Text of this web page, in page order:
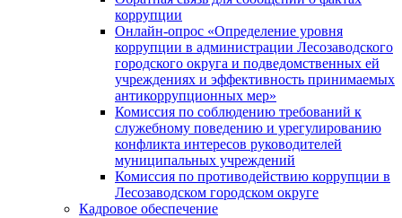
коррупции
Онлайн-опрос «Определение уровня
коррупции в администрации Лесозаводского
городского округа и подведомственных ей
учреждениях и эффективность принимаемых
антикоррупционных мер»
Комиссия по соблюдению требований к
служебному поведению и урегулированию
конфликта интересов руководителей
муниципальных учреждений
Комиссия по противодействию коррупции в
Лесозаводском городском округе
Кадровое обеспечение